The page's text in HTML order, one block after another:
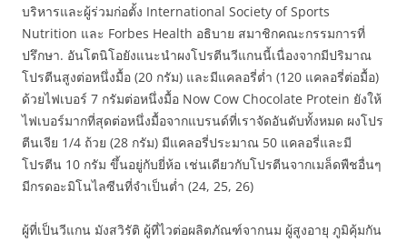
บริหารและผู้ร่วมก่อตั้ง International Society of Sports
Nutrition และ Forbes Health อธิบาย สมาชิกคณะกรรมการที่
ปรึกษา. อันโตนิโอยังแนะนำผงโปรตีนวีแกนนี้เนื่องจากมีปริมาณ
โปรตีนสูงต่อหนึ่งมื้อ (20 กรัม) และมีแคลอรี่ต่ำ (120 แคลอรี่ต่อมื้อ)
ด้วยไฟเบอร์ 7 กรัมต่อหนึ่งมื้อ Now Cow Chocolate Protein ยังให้
ไฟเบอร์มากที่สุดต่อหนึ่งมื้อจากแบรนด์ที่เราจัดอันดับทั้งหมด ผงโปร
ตีนเจีย 1/4 ถ้วย (28 กรัม) มีแคลอรี่ประมาณ 50 แคลอรี่และมี
โปรตีน 10 กรัม ขึ้นอยู่กับยี่ห้อ เช่นเดียวกับโปรตีนจากเมล็ดพืชอื่นๆ
มีกรดอะมิโนไลซีนที่จำเป็นต่ำ (24, 25, 26)
ผู้ที่เป็นวีแกน มังสวิรัติ ผู้ที่ไวต่อผลิตภัณฑ์จากนม ผู้สูงอายุ ภูมิคุ้มกัน